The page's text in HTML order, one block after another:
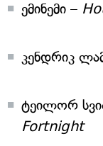
ემინემი –
კენდრიკ
ტეილორ
Fortnight